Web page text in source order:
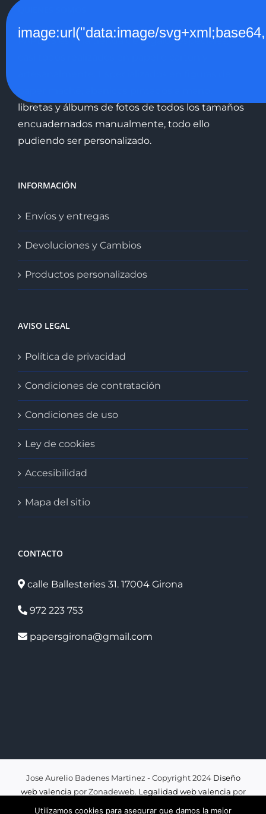
PAPERS es una tienda de regalos especiales,
libretas y álbums de fotos de todos los tamaños
encuadernados manualmente, todo ello
pudiendo ser personalizado.
INFORMACIÓN
Envíos y entregas
Devoluciones y Cambios
Productos personalizados
AVISO LEGAL
Política de privacidad
Condiciones de contratación
Condiciones de uso
Ley de cookies
Accesibilidad
Mapa del sitio
CONTACTO
calle Ballesteries 31. 17004 Girona
972 223 753
papersgirona@gmail.com
Jose Aurelio Badenes Martinez - Copyright 2024 Diseño
web valencia por Zonadeweb. Legalidad web valencia por
image:url("data:image/
Utilizamos cookies para asegurar que damos la mejor